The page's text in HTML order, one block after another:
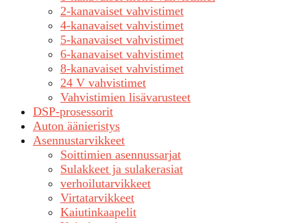
2-kanavaiset vahvistimet
4-kanavaiset vahvistimet
5-kanavaiset vahvistimet
6-kanavaiset vahvistimet
8-kanavaiset vahvistimet
24 V vahvistimet
Vahvistimien lisävarusteet
DSP-prosessorit
Auton äänieristys
Asennustarvikkeet
Soittimien asennussarjat
Sulakkeet ja sulakerasiat
verhoilutarvikkeet
Virtatarvikkeet
Kaiutinkaapelit